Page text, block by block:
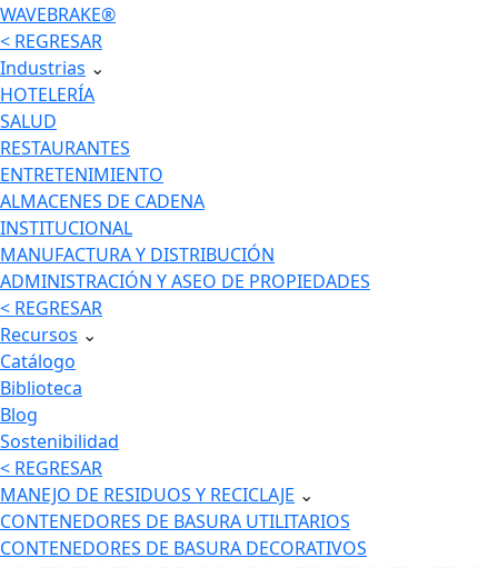
WAVEBRAKE®
< REGRESAR
Industrias ⌄
HOTELERÍA
SALUD
RESTAURANTES
ENTRETENIMIENTO
ALMACENES DE CADENA
INSTITUCIONAL
MANUFACTURA Y DISTRIBUCIÓN
ADMINISTRACIÓN Y ASEO DE PROPIEDADES
< REGRESAR
Recursos ⌄
Catálogo
Biblioteca
Blog
Sostenibilidad
< REGRESAR
MANEJO DE RESIDUOS Y RECICLAJE ⌄
CONTENEDORES DE BASURA UTILITARIOS
CONTENEDORES DE BASURA DECORATIVOS